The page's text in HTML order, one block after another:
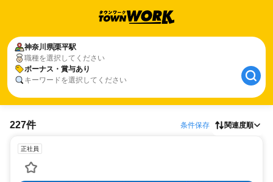
神奈川県栗平駅
職種を選択してください
ボーナス・賞与あり
キーワードを選択してください
227件 条件保存 関連度順
正社員